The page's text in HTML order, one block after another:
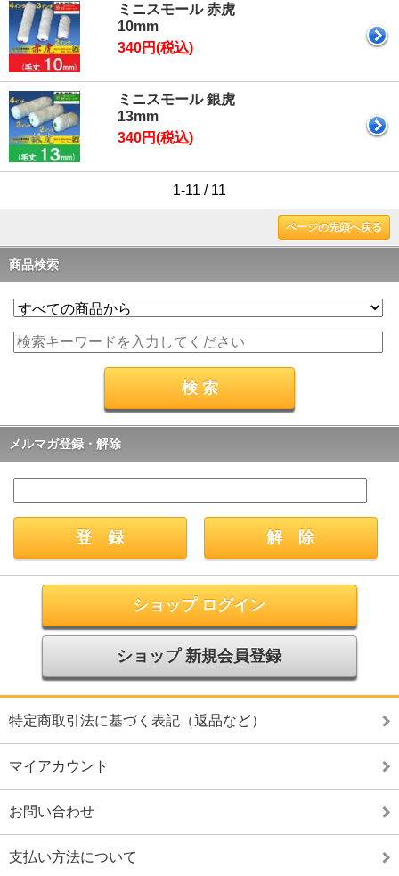
ミニスモール 赤虎
10mm
340円(税込)
ミニスモール 銀虎
13mm
340円(税込)
1-11 / 11
ページの先頭へ戻る
商品検索
メルマガ登録・解除
ショップ ログイン
ショップ 新規会員登録
特定商取引法に基づく表記（返品など）
マイアカウント
お問い合わせ
支払い方法について